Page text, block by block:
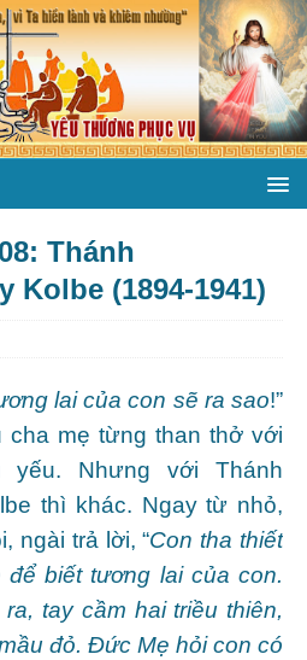
Thánh
Kolbe (1894-1941)
lai của con sẽ ra sao!”
mẹ từng than thở với
Nhưng với Thánh
thì khác. Ngay từ nhỏ,
ngài trả lời, “Con tha thiết
biết tương lai của con.
tay cầm hai triều thiên,
đỏ. Ðức Mẹ hỏi con có